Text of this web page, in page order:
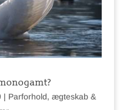
| Parforhold, ægteskab &